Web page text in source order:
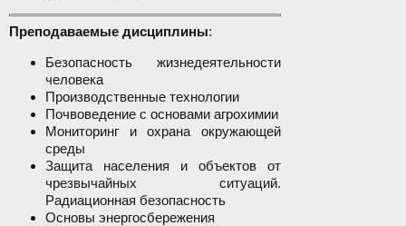
Преподаваемые дисциплины:
Безопасность жизнедеятельности
человека
Производственные технологии
Почвоведение с основами агрохимии
Мониторинг и охрана окружающей
среды
Защита населения и объектов от
чрезвычайных ситуаций.
Радиационная безопасность
Основы энергосбережения